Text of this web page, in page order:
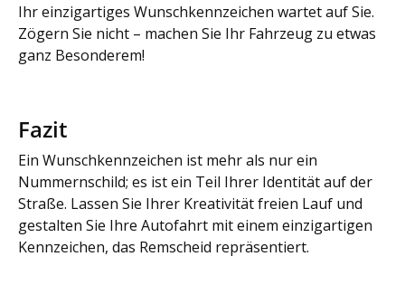
Ihr einzigartiges Wunschkennzeichen wartet auf Sie.
Zögern Sie nicht – machen Sie Ihr Fahrzeug zu etwas
ganz Besonderem!
Fazit
Ein Wunschkennzeichen ist mehr als nur ein
Nummernschild; es ist ein Teil Ihrer Identität auf der
Straße. Lassen Sie Ihrer Kreativität freien Lauf und
gestalten Sie Ihre Autofahrt mit einem einzigartigen
Kennzeichen, das Remscheid repräsentiert.